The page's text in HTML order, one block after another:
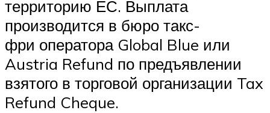
территорию ЕС. Выплата
производится в бюро такс-
фри оператора Global Blue или
Austria Refund по предъявлении
взятого в торговой организации Tax
Refund Cheque.